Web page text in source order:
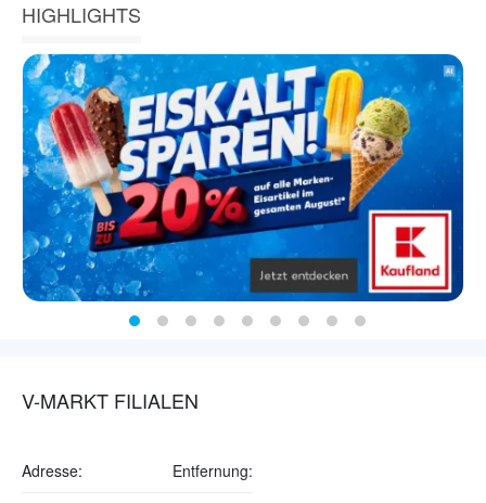
HIGHLIGHTS
V-MARKT FILIALEN
Adresse: Entfernung: